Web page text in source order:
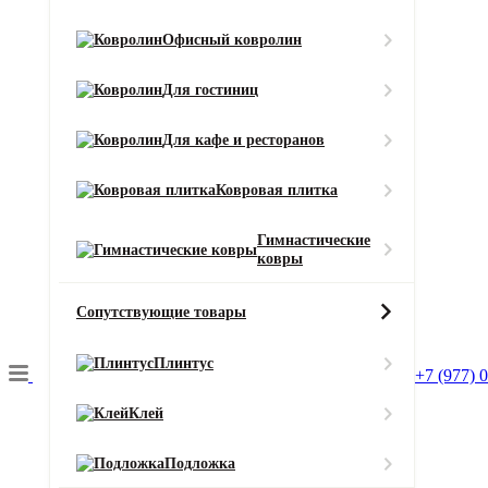
Офисный ковролин
Для гостиниц
Для кафе и ресторанов
Ковровая плитка
Гимнастические
ковры
Сопутствующие товары
Плинтус
Клей
Подложка
+7 (977)
Тип ворса
Смотреть все характеристики
Ширина (м)
Кол-во в м2
−
Цена за 1 м :
Итого к оплате: